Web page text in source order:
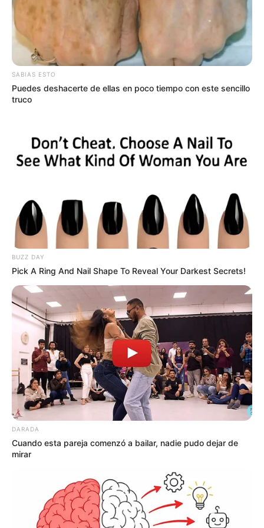
Suministrada por Alcaldía de Calamar.
Por:Delcy Liliana de Ávila Mejía
Junio 23, 2026
COMPARTIR
UNIRSE AL CANAL DE WHATSAPP
Las autoridades del municipio deCalamar, Bolívar,
investigan la muerte deYuranis Romero Iriarte,una
joven estudiante de 20 añosque fue impactada por una
bala perdida durante la noche del domingo 21 de junio,
en medio de las celebraciones posteriores a la segunda
vuelta presidencial.
LEA TAMBIÉN
Salas en Cartagena genera dudas:
asociaciones piden explicaciones
SABIAS ESTO
Puedes deshacerte de ellas en poco tiempo con este sencillo
truco
BUZZ DAY
Pick A Ring And Nail Shape To Reveal Your Darkest Secrets!
DARADA
Cuando esta pareja comenzó a bailar, nadie pudo dejar de
mirar